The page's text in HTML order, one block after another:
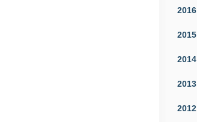
2016
2015
2014
2013
2012